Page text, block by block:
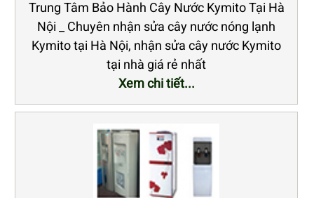
Trung Tâm Bảo Hành Cây Nước Kymito Tại Hà
Nội _ Chuyên nhận sửa cây nước nóng lạnh
Kymito tại Hà Nội, nhận sửa cây nước Kymito
tại nhà giá rẻ nhất
Xem chi tiết...